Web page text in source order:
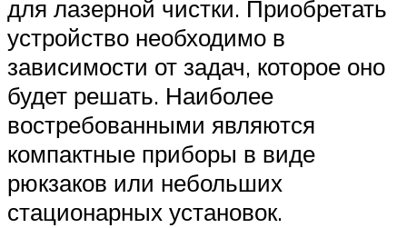
для лазерной чистки. Приобретать
устройство необходимо в
зависимости от задач, которое оно
будет решать. Наиболее
востребованными являются
компактные приборы в виде
рюкзаков или небольших
стационарных установок.